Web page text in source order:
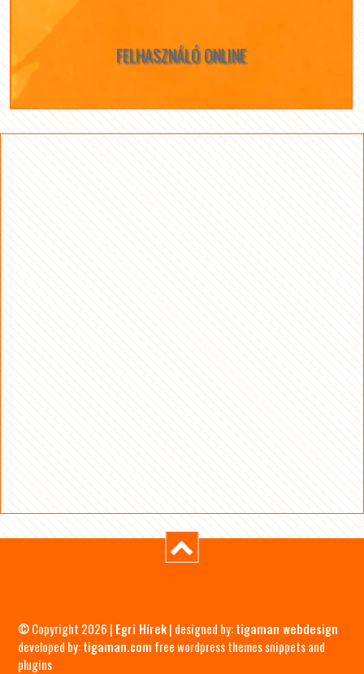
FELHASZNÁLÓ ONLINE
© Copyright 2026 | Egri Hírek| designed by:tigaman webdesign
developed by:tigaman.com free wordpress themes snippets and
plugins